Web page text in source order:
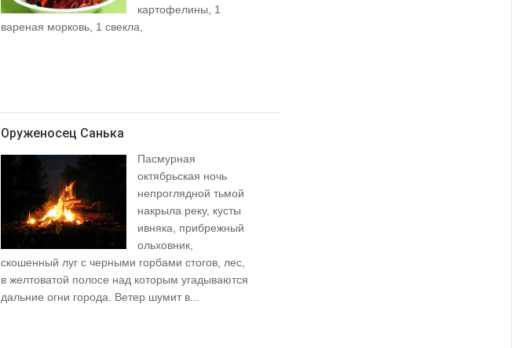
картофелины, 1
вареная морковь, 1 свекла,
Оруженосец Санька
Пасмурная
октябрьская ночь
непроглядной тьмой
накрыла реку, кусты
ивняка, прибрежный
ольховник,
скошенный луг с черными горбами стогов, лес,
в желтоватой полосе над которым угадываются
дальние огни города. Ветер шумит в...